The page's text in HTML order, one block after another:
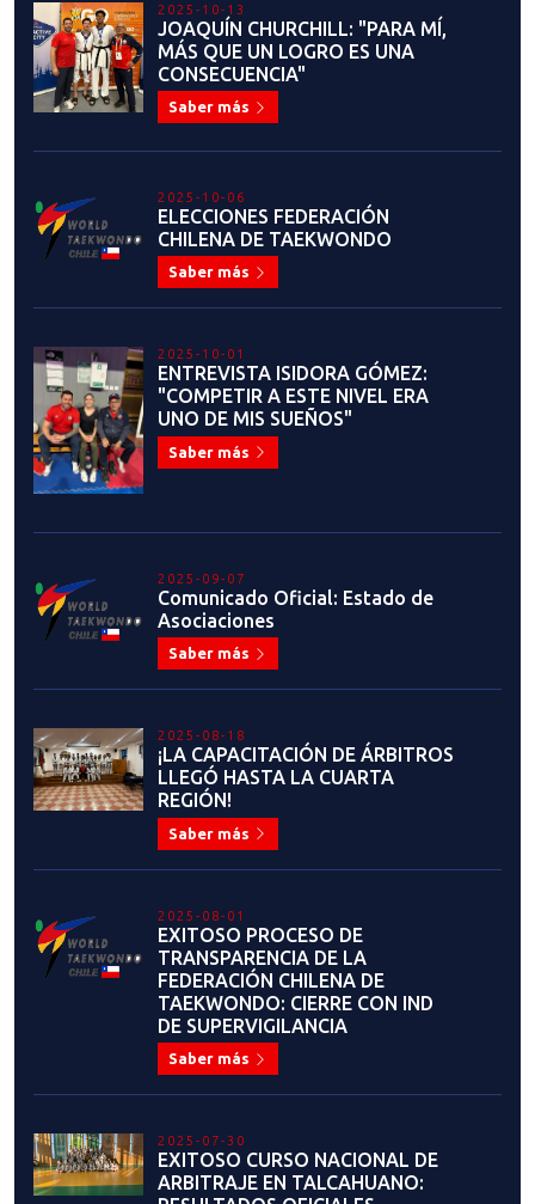
2025-10-13
JOAQUÍN CHURCHILL: "PARA MÍ,
MÁS QUE UN LOGRO ES UNA
CONSECUENCIA"
Saber más
2025-10-06
ELECCIONES FEDERACIÓN
CHILENA DE TAEKWONDO
Saber más
2025-10-01
ENTREVISTA ISIDORA GÓMEZ:
"COMPETIR A ESTE NIVEL ERA
UNO DE MIS SUEÑOS"
Saber más
2025-09-07
Comunicado Oficial: Estado de
Asociaciones
Saber más
2025-08-18
¡LA CAPACITACIÓN DE ÁRBITROS
LLEGÓ HASTA LA CUARTA
REGIÓN!
Saber más
2025-08-01
EXITOSO PROCESO DE
TRANSPARENCIA DE LA
FEDERACIÓN CHILENA DE
TAEKWONDO: CIERRE CON IND
DE SUPERVIGILANCIA
Saber más
2025-07-30
EXITOSO CURSO NACIONAL DE
ARBITRAJE EN TALCAHUANO: